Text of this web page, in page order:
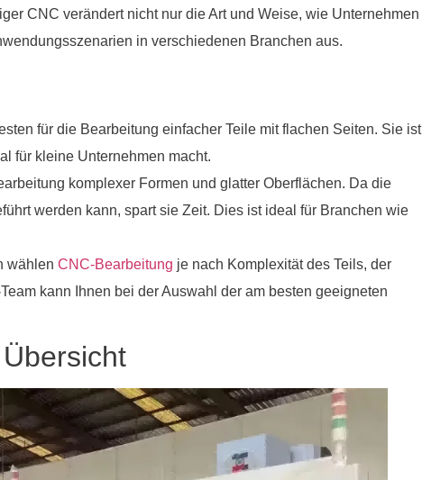
CNC verändert nicht nur die Art und Weise, wie Unternehmen
in verschiedenen Branchen aus.
für die Bearbeitung einfacher Teile mit flachen Seiten. Sie ist
für kleine Unternehmen macht.
komplexer Formen und glatter Oberflächen. Da die
werden kann, spart sie Zeit. Dies ist ideal für Branchen wie
wählen CNC-Bearbeitung je nach Komplexität des Teils, der
kann Ihnen bei der Auswahl der am besten geeigneten